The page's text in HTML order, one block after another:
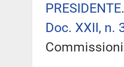
PRESIDENTE
Doc. XXII, n.